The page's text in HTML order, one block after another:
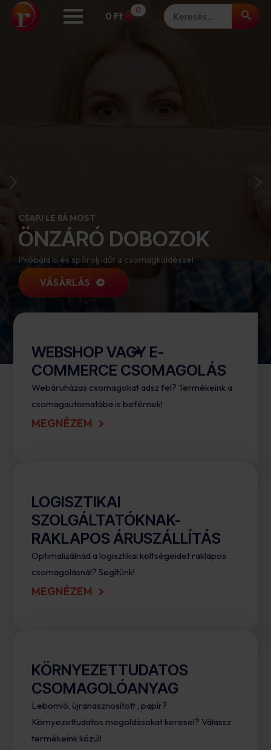
0 Ft
0 Keresés
STANDARD (TFL)
DOBOZOK
Nagy teherbírású, jó minőségű. Változtatható magassággal.
VÁSÁRLÁS
CSAPJ LE RÁ MOST
ÖNZÁRÓ DOBOZOK
Próbáld ki és spórolj időt a csomagküldéssel
VÁSÁRLÁS
WEBSHOP VAGY E-
COMMERCE CSOMAGOLÁS
Webáruházas csomagokat adsz fel? Termékeink a
csomagautomatába is beférnek!
MEGNÉZEM
LOGISZTIKAI
SZOLGÁLTATÓKNAK-
RAKLAPOS ÁRUSZÁLLÍTÁS
Optimalizálnád a logisztikai költségeidet raklapos
csomagolásnál? Segítünk!
MEGNÉZEM
KÖRNYEZETTUDATOS
CSOMAGOLÓANYAG
Lebomló, újrahasznosított , papír?
Környezettudatos megoldásokat keresel? Válassz
termékeink közül!